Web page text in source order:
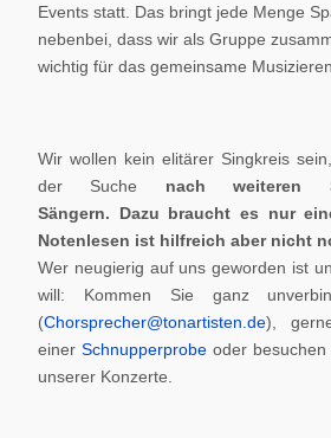
Events statt. Das bringt jede Menge
nebenbei, dass wir als Gruppe
wichtig für das gemeinsame
Wir wollen kein elitärer Singkreis
der Suche nach weiteren
Sängern. Dazu braucht es nur
Notenlesen ist hilfreich aber nicht
Wer neugierig auf uns geworden ist
will: Kommen Sie ganz
(Chorsprecher@tonartisten.de),
einerSchnupperprobe oder
unserer Konzerte.